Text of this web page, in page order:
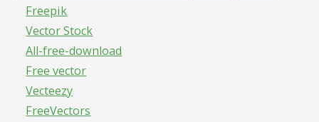
Freepik
Vector Stock
All-free-download
Free vector
Vecteezy
FreeVectors